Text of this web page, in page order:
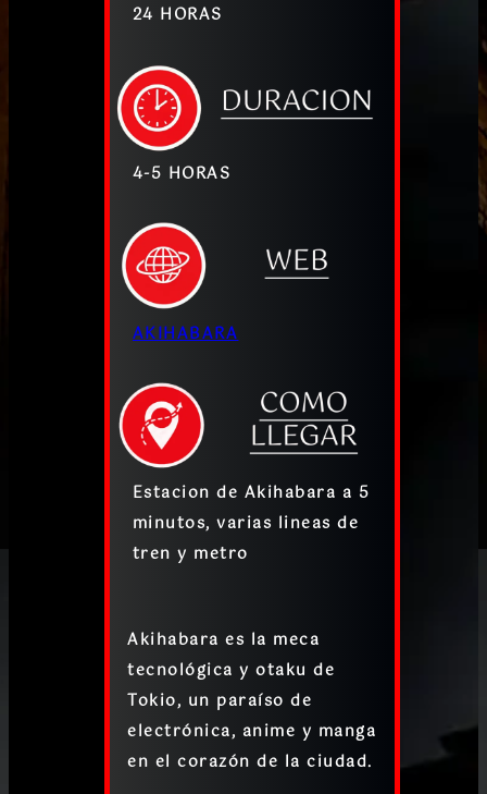
24 HORAS
4-5 HORAS
AKIHABARA
Estacion de Akihabara a 5
minutos, varias lineas de
tren y metro
Akihabara es la meca
tecnológica y otaku de
Tokio, un paraíso de
electrónica, anime y manga
en el corazón de la ciudad.